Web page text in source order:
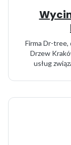
Firma Dr-tree,
Drzew
usług